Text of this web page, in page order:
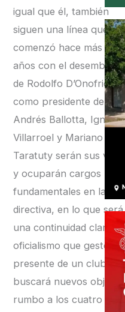
igual que él, también
siguen una línea que
comenzó hace más de
años con el
de Rodolfo D’Onofrio
como presidente de
Andrés Ballotta, Ignacio
Villarroel y Mariano
Taratuty serán sus vices
y ocuparán cargos
fundamentales en la
directiva, en lo que será
una continuidad clara
oficialismo que gestó el
presente de un club
buscará nuevos
rumbo a los cuatro